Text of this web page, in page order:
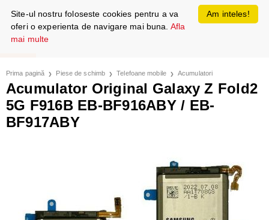
Prima pagină Piese de schimb Telefoane mobile Acumulatori
Acumulator Original Galaxy Z Fold2
5G F916B EB-BF916ABY / EB-
BF917ABY
Am inteles!
Site-ul nostru foloseste cookies pentru a va
oferi o experienta de navigare mai buna. Afla
mai multe